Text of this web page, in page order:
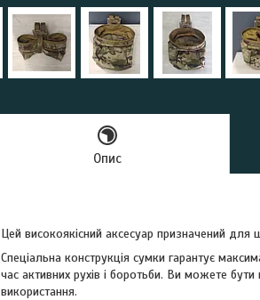
Опис
Цей високоякісний аксесуар призначений для
Спеціальна конструкція сумки гарантує
час активних рухів і боротьби. Ви можете
використання.